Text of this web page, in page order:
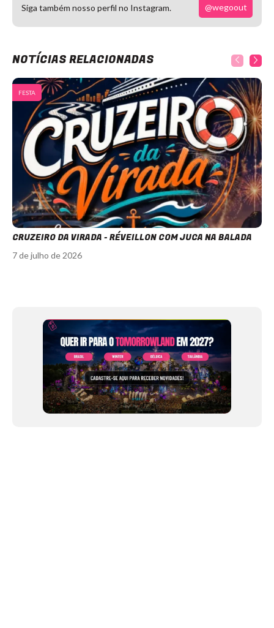
Siga também nosso perfil no Instagram. @wegoout
NOTÍCIAS RELACIONADAS
FESTA
CRUZEIRO DA VIRADA - RÉVEILLON COM JUCA NA BALADA
7 de julho de 2026